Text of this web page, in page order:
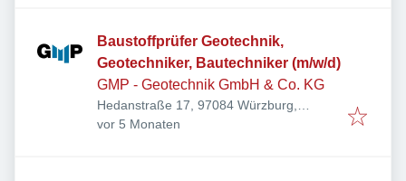
Baustoffprüfer Geotechnik,
Geotechniker, Bautechniker (m/w/d)
GMP - Geotechnik GmbH & Co. KG
Hedanstraße 17, 97084 Würzburg,
Deutschland
Veröffentlicht:
vor 5 Monaten